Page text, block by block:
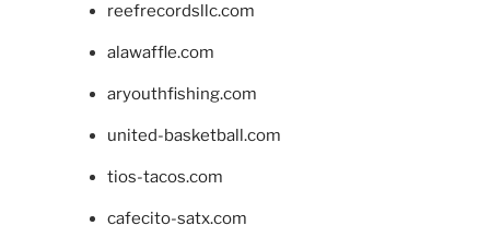
reefrecordsllc.com
alawaffle.com
aryouthfishing.com
united-basketball.com
tios-tacos.com
cafecito-satx.com